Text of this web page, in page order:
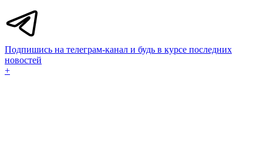
Подпишись на телеграм-канал и будь в курсе последних
новостей
+